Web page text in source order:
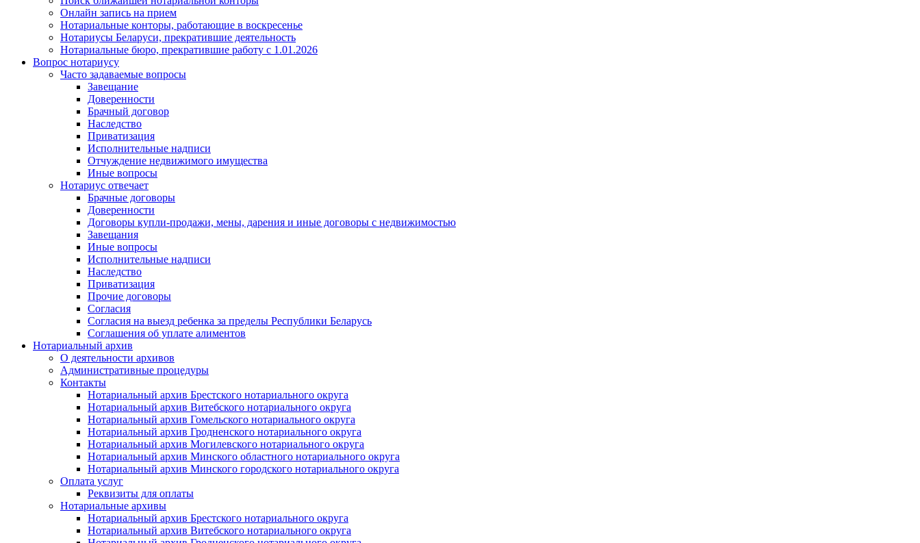
Онлайн запись на прием
Нотариальные конторы, работающие в воскресенье
Нотариусы Беларуси, прекратившие деятельность
Нотариальные бюро, прекратившие работу с 1.01.2026
Вопрос нотариусу
Часто задаваемые вопросы
Завещание
Доверенности
Брачный договор
Наследство
Приватизация
Исполнительные надписи
Отчуждение недвижимого имущества
Иные вопросы
Нотариус отвечает
Брачные договоры
Доверенности
Договоры купли-продажи, мены, дарения и иные договоры с недвижимостью
Завещания
Иные вопросы
Исполнительные надписи
Наследство
Приватизация
Прочие договоры
Согласия
Согласия на выезд ребенка за пределы Республики Беларусь
Соглашения об уплате алиментов
Нотариальный архив
О деятельности архивов
Административные процедуры
Контакты
Нотариальный архив Брестского нотариального округа
Нотариальный архив Витебского нотариального округа
Нотариальный архив Гомельского нотариального округа
Нотариальный архив Гродненского нотариального округа
Нотариальный архив Могилевского нотариального округа
Нотариальный архив Минского областного нотариального округа
Нотариальный архив Минского городского нотариального округа
Оплата услуг
Реквизиты для оплаты
Нотариальные архивы
Нотариальный архив Брестского нотариального округа
Нотариальный архив Витебского нотариального округа